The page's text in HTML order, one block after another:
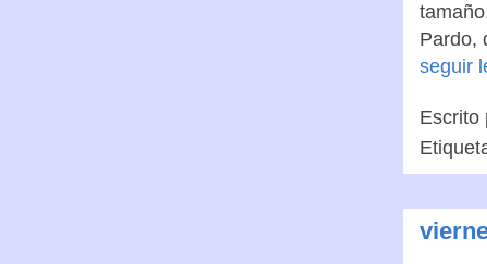
Pardo,
seguir